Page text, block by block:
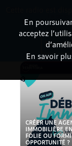
CRÉER UNE
IMMOBILIÈRE
FOLIE OU
OPPORTUNITÉ ?
En
acceptez
En savoir
Non